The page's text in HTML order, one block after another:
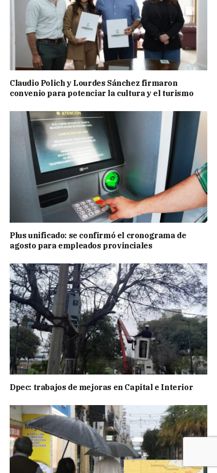
Claudio Polich y Lourdes Sánchez firmaron
convenio para potenciar la cultura y el turismo
Plus unificado: se confirmó el cronograma de
agosto para empleados provinciales
Dpec: trabajos de mejoras en Capital e Interior